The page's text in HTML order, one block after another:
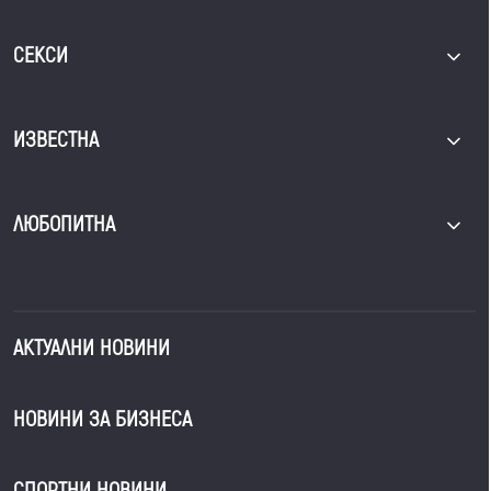
СЕКСИ
ИЗВЕСТНА
ЛЮБОПИТНА
АКТУАЛНИ НОВИНИ
НОВИНИ ЗА БИЗНЕСА